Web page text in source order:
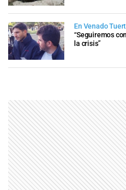
En Venado
“Seguiremos
la crisis”